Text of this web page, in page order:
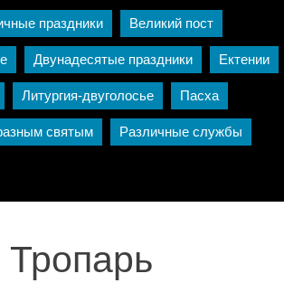
праздники Великий пост
Двунадесятые праздники Ектении
Литургия-двуголосье Пасха
святым Различные службы
Тропарь